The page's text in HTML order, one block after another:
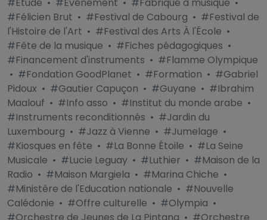
#Félicien Brut • #Festival de Cabourg • #Festival de
l'Histoire de l'Art • #Festival des Arts À l'École •
#Fête de la musique • #Fiches pédagogiques •
#Financement d'instruments • #Flamme Olympique
• #Fondation GoodPlanet • #Formation • #Gabriel
Pidoux • #Gautier Capuçon • #Guyane • #Ibrahim
Maalouf • #Info asso • #Institut du monde arabe •
#Instruments reconditionnés • #Jardin du
Luxembourg • #Jazz à Vienne • #Jumelage •
#Kiosques en fête • #La Bonne Étoile • #La Seine
Musicale • #Lucie Leguay • #Luthier • #Maison de la
Radio • #Maison Margiela • #Marina Chiche •
#Ministère de l'Education nationale • #Nouvelle
Calédonie • #Offre culturelle • #Olympia •